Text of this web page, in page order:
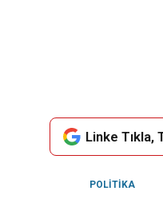
Linke
POLITIKA